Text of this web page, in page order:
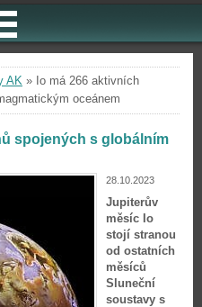
AK » Io má 266 aktivních
oceánem
spojených s globálním
28.10.2023
Jupiterův
měsíc Io
stojí stranou
od ostatních
měsíců
Sluneční
soustavy s